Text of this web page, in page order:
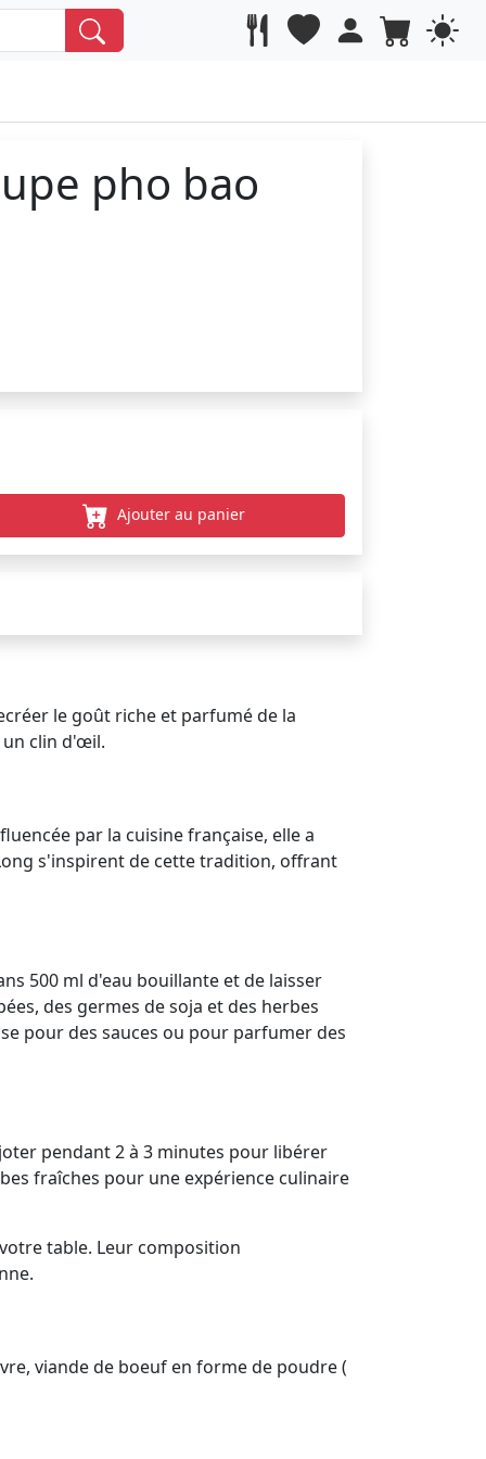
pho bao
Ajouter au panier
le goût riche et parfumé de la
un clin d'œil.
par la cuisine française, elle a
s'inspirent de cette tradition, offrant
500 ml d'eau bouillante et de laisser
des germes de soja et des herbes
pour des sauces ou pour parfumer des
pendant 2 à 3 minutes pour libérer
fraîches pour une expérience culinaire
table. Leur composition
viande de boeuf en forme de poudre (